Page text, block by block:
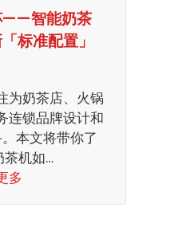
——智能奶茶
标准配置」
为奶茶店、火锅
连锁品牌设计和
本文将带你了
茶机如…
多